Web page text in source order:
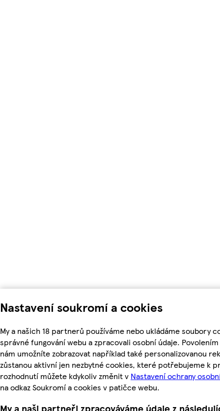
Nastavení soukromí a cookies
My a našich 18 partnerů používáme nebo ukládáme soubory
správné fungování webu a zpracovali osobní údaje.
nám umožníte zobrazovat například také personalizovanou
zůstanou aktivní jen nezbytné cookies, které potřebujeme k
rozhodnutí můžete kdykoliv změnit v Nastavení ochrany
na odkaz Soukromí a cookies v patičce webu.